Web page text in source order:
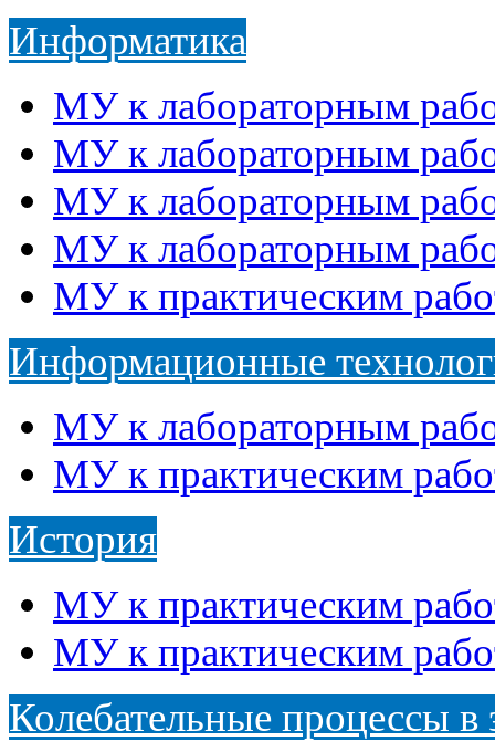
Информатика
МУ к лабораторным
МУ к лабораторным
МУ к лабораторным
МУ к лабораторным
МУ к практическим
Информационные
МУ к лабораторным
МУ к практическим
История
МУ к практическим
МУ к практическим
Колебательные процессы в